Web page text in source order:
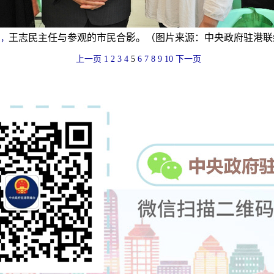
王志民主任与参观的市民合影。（图片来源：中央政府驻港
上一页 1 2 3 4 5 6 7 8 9 10 下一页